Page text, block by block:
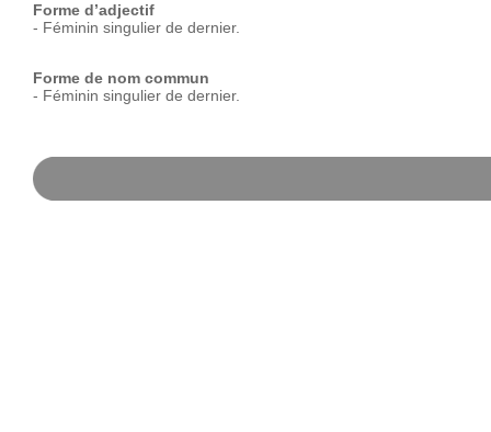
Forme d’adjectif
- Féminin singulier de dernier.
Forme de nom commun
- Féminin singulier de dernier.